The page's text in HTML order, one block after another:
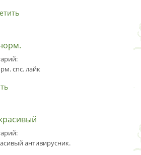
спс. лайк
антивирусник.